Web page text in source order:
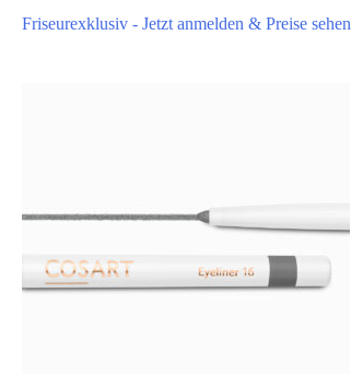
Friseurexklusiv - Jetzt anmelden & Preise sehen